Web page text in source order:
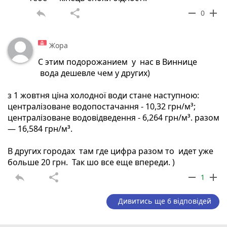
Цены по Украине на воду. Если я не
Буг и воду берут из нее. И нет скважин и др.
источников. А если бы город Винница был
без реки Южный Буг то цена на была бы 100
грн за куб?
Днепр
водопостачання
6,78 грн. (з ПДВ) за 1 м³ – централізоване
Загальний розмір тарифу – 16,86 грн. (з ПДВ)
reply share remove 0 add
Жора
С этим подорожанием у нас в Виннице
вода дешевле чем у других)
з 1 жовтня ціна холодної води стане наступною:
централізоване водопостачання - 10,32 грн/м³;
централізоване водовідведення - 6,264 грн/м³. разом
— 16,584 грн/м³.
В других городах там где цифра разом то идет уже
больше 20 грн. Так шо все еще впереди. )
reply share remove 1 add
Дивитись ще 6 відповідей